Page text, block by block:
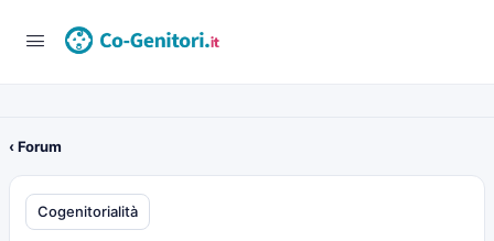
‹ Forum
Cogenitorialità